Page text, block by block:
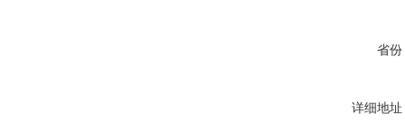
省份
详细地址